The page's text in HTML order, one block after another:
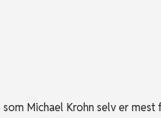
Michael Krohn selv er